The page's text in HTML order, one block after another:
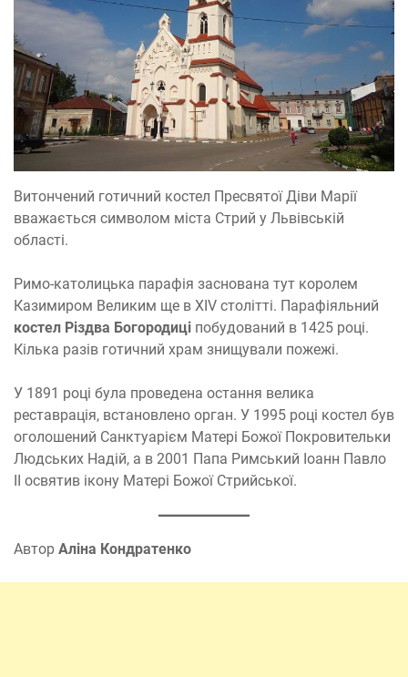
Витончений готичний костел Пресвятої Діви Марії
вважається символом міста Стрий у Львівській
області.
Римо-католицька парафія заснована тут королем
Казимиром Великим ще в XIV столітті. Парафіяльний
костел Різдва Богородиці побудований в 1425 році.
Кілька разів готичний храм знищували пожежі.
У 1891 році була проведена остання велика
реставрація, встановлено орган. У 1995 році костел був
оголошений Санктуарієм Матері Божої Покровительки
Людських Надій, а в 2001 Папа Римський Іоанн Павло
II освятив ікону Матері Божої Стрийської.
Автор Аліна Кондратенко